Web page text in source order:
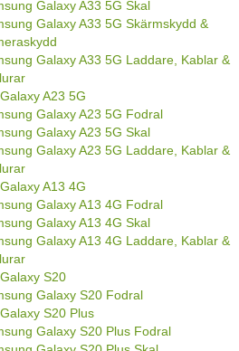
Galaxy A33 5G Skal
Galaxy A33 5G Skärmskydd &
Galaxy A33 5G Laddare, Kablar &
A23 5G
Galaxy A23 5G Fodral
Galaxy A23 5G Skal
Galaxy A23 5G Laddare, Kablar &
A13 4G
Galaxy A13 4G Fodral
Galaxy A13 4G Skal
Galaxy A13 4G Laddare, Kablar &
S20
Galaxy S20 Fodral
S20 Plus
Galaxy S20 Plus Fodral